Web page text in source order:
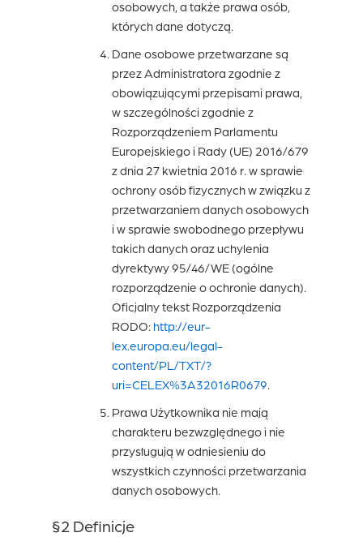
osobowych, a także prawa osób,
których dane dotyczą.
Dane osobowe przetwarzane są
przez Administratora zgodnie z
obowiązującymi przepisami prawa,
w szczególności zgodnie z
Rozporządzeniem Parlamentu
Europejskiego i Rady (UE) 2016/679
z dnia 27 kwietnia 2016 r. w sprawie
ochrony osób fizycznych w związku z
przetwarzaniem danych osobowych
i w sprawie swobodnego przepływu
takich danych oraz uchylenia
dyrektywy 95/46/WE (ogólne
rozporządzenie o ochronie danych).
Oficjalny tekst Rozporządzenia
RODO: http://eur-
lex.europa.eu/legal-
content/PL/TXT/?
uri=CELEX%3A32016R0679.
Prawa Użytkownika nie mają
charakteru bezwzględnego i nie
przysługują w odniesieniu do
wszystkich czynności przetwarzania
danych osobowych.
§2 Definicje